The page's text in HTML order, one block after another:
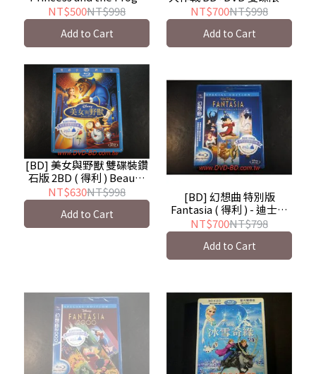
得利 ) - 迪士尼動畫音樂劇
NT$500NT$998
Add to Cart
版( 得利 ) Tinker Bell and
the Great Fairy Rescue
NT$700NT$998
Add to Cart
[BD] 美女與野獸 雙碟裝鑽
石版 2BD ( 得利 ) Beauty
and the Beast
NT$630NT$998
Add to Cart
[BD] 幻想曲 特別版
Fantasia ( 得利 ) - 迪士尼
動畫音樂劇
NT$700NT$798
Add to Cart